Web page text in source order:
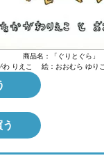
商品名：「ぐりとぐら」
わ りえこ 絵：おおむら ゆり